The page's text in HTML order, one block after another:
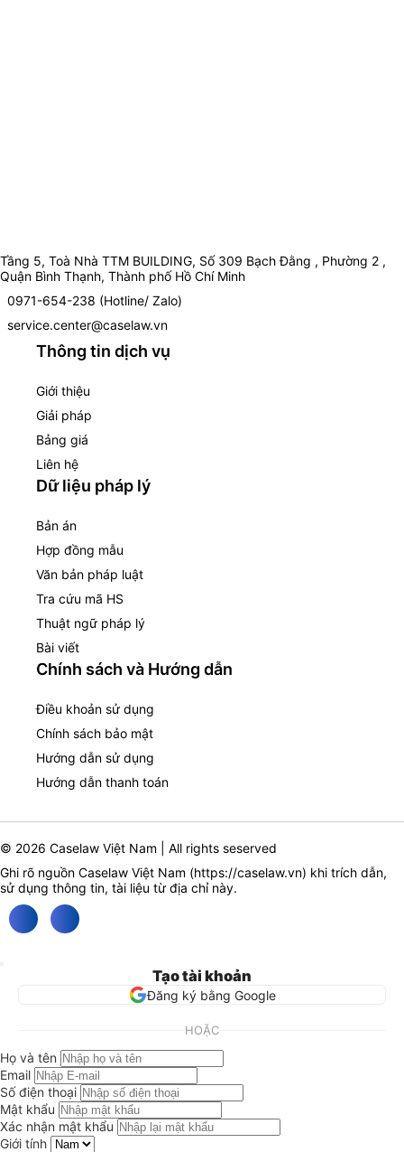
Tầng 5, Toà Nhà TTM BUILDING, Số 309 Bạch Đằng , Phường 2 ,
Quận Bình Thạnh, Thành phố Hồ Chí Minh
0971-654-238 (Hotline/ Zalo)
service.center@caselaw.vn
Thông tin dịch vụ
Giới thiệu
Giải pháp
Bảng giá
Liên hệ
Dữ liệu pháp lý
Bản án
Hợp đồng mẫu
Văn bản pháp luật
Tra cứu mã HS
Thuật ngữ pháp lý
Bài viết
Chính sách và Hướng dẫn
Điều khoản sử dụng
Chính sách bảo mật
Hướng dẫn sử dụng
Hướng dẫn thanh toán
© 2026 Caselaw Việt Nam | All rights seserved
Ghi rõ nguồn Caselaw Việt Nam (https://caselaw.vn) khi trích dẫn,
sử dụng thông tin, tài liệu từ địa chỉ này.
Tạo tài khoản
Đăng ký bằng Google
HOẶC
Họ và tên
Email
Số điện thoại
Mật khẩu
Xác nhận mật khẩu
Giới tính